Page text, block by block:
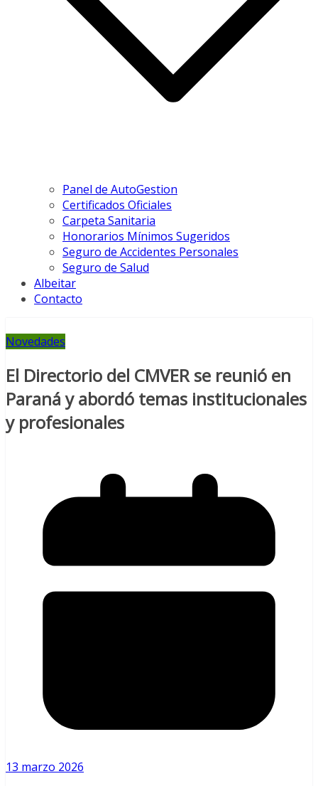
Panel de AutoGestion
Certificados Oficiales
Carpeta Sanitaria
Honorarios Mínimos Sugeridos
Seguro de Accidentes Personales
Seguro de Salud
Albeitar
Contacto
Novedades
El Directorio del CMVER se reunió en
Paraná y abordó temas institucionales
y profesionales
13 marzo 2026